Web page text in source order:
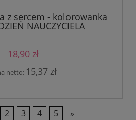
z sercem - kolorowanka
NAUCZYCIELA
18,90 zł
netto: 15,37 zł
2 3 4 5 »